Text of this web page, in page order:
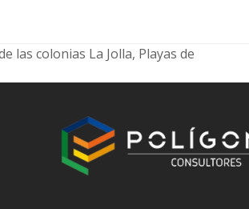
las colonias La Jolla, Playas de